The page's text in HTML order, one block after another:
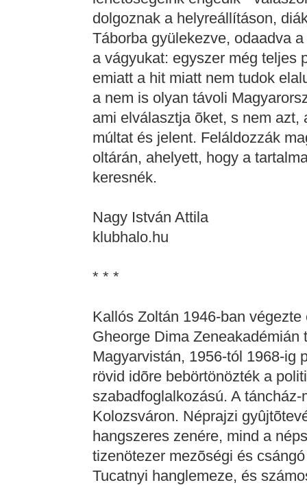
dolgoznak a helyreállításon,
Táborba gyülekezve, odaadva
a vágyukat: egyszer még teljes
emiatt a hit miatt nem tudok
a nem is olyan távoli
ami elválasztja õket, s nem
múltat és jelent. Feláldozzák
oltárán, ahelyett, hogy a
keresnék.
Nagy István Attila
klubhalo.hu
* * *
Kallós Zoltán 1946-ban
Gheorge Dima
Magyarvistán, 1956-tól 1968-ig
rövid idõre bebörtönözték a
szabadfoglalkozású. A
Kolozsváron. Néprajzi
hangszeres zenére, mind a
tizenötezer mezõségi és
Tucatnyi hanglemeze, és